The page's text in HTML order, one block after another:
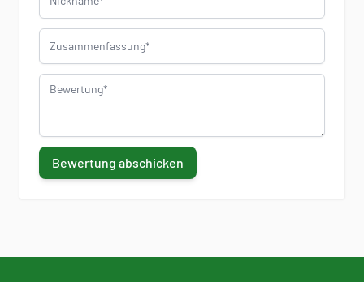
Zusammenfassung
Bewertung
Bewertung abschicken